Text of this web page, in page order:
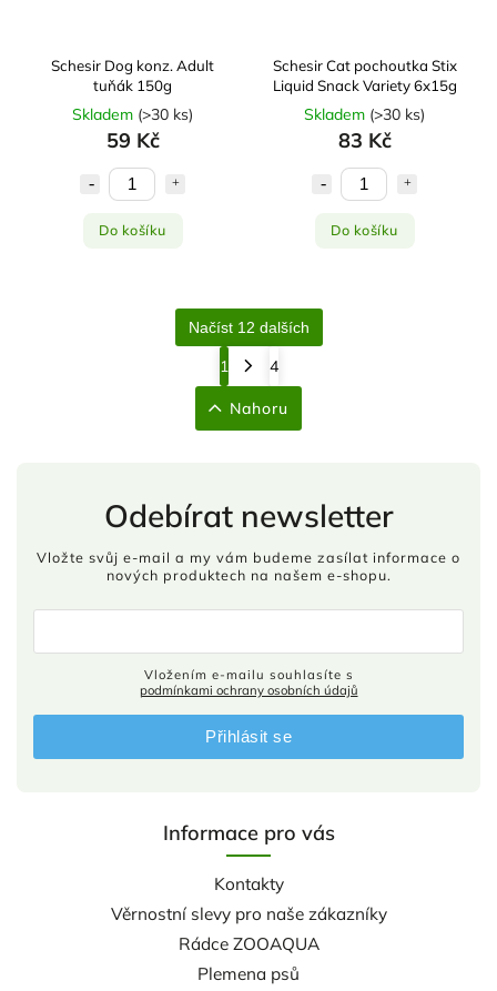
Schesir Dog konz. Adult
tuňák 150g
Skladem (>30 ks)
59 Kč
Do košíku
Schesir Cat pochoutka Stix
Liquid Snack Variety 6x15g
Skladem (>30 ks)
83 Kč
Do košíku
Načíst 12 dalších
1 4
Nahoru
Informace pro vás
Kontakty
Věrnostní slevy pro naše zákazníky
Rádce ZOOAQUA
Plemena psů
Odebírat newsletter
Vložte svůj e-mail a my vám budeme zasílat informace o
nových produktech na našem e-shopu.
podmínkami ochrany osobních údajů
Přihlásit se